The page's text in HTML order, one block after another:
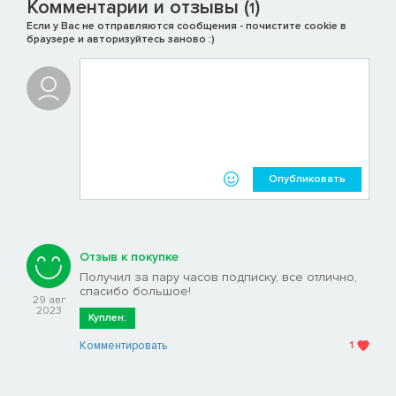
подписка.
Выделитесь из толпы при помощи уникальных обликов,
косметических предметов, оружия и других бонусов в
условно-бесплатных играх, доступных только для
Раскройте весь потенциал своих любимых игр и играйте по
сети вместе с глобальным сообществом PlayStation Plus на
Эксклюзивные скидки
Получите эксклюзивный доступ к лучшим предложениям по
избранным играм, дополнениям, предзаказам и другим
продуктам в PlayStation Store.
Храните до 100 ГБ данных игр для PS4* и 100 ГБ данных игр
Комментарии и отзывы (1)
Если у Вас не отправляются сообщения - почистите cookie в
браузере и авторизуйтесь заново :)
Опубликовать
29 авг
2023
Отзыв к покупке
Получил за пару часов подписку, все отлично,
спасибо большое!
Куплен:
Комментировать 1